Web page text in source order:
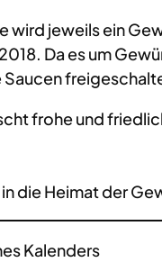
wird jeweils ein
Da es um
Saucen
frohe und
die Heimat der
Kalenders